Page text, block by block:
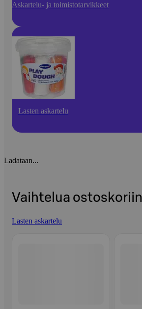
Askartelu- ja toimistotarvikkeet
Lasten askartelu
Ladataan...
Vaihtelua ostoskoriin
Lasten askartelu